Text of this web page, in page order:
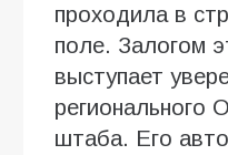
проходила в
поле. Залогом
выступает
регионального
штаба. Его